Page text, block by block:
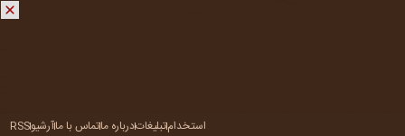
استخدامتبلیغاتدرباره ماتماس با ماآرشیوRSS